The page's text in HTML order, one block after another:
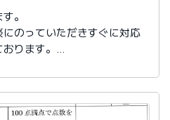
。
のっていただきすぐに対応
ります。